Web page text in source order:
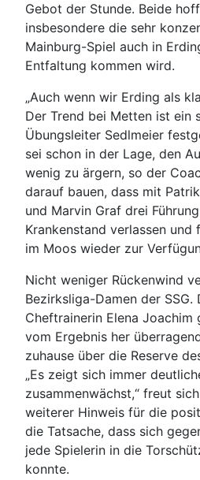
Gebot der Stunde. Beide
insbesondere die sehr
Mainburg-Spiel auch in
Entfaltung kommen wird.
„Auch wenn wir Erding als
Der Trend bei Metten ist ein
Übungsleiter Sedlmeier
sei schon in der Lage, den
wenig zu ärgern, so der
darauf bauen, dass mit
und Marvin Graf drei
Krankenstand verlassen und
im Moos wieder zur
Nicht weniger Rückenwind
Bezirksliga-Damen der SSG.
Cheftrainerin Elena Joachim
vom Ergebnis her
zuhause über die Reserve
„Es zeigt sich immer
zusammenwächst,“ freut
weiterer Hinweis für die
die Tatsache, dass sich
jede Spielerin in die
konnte.